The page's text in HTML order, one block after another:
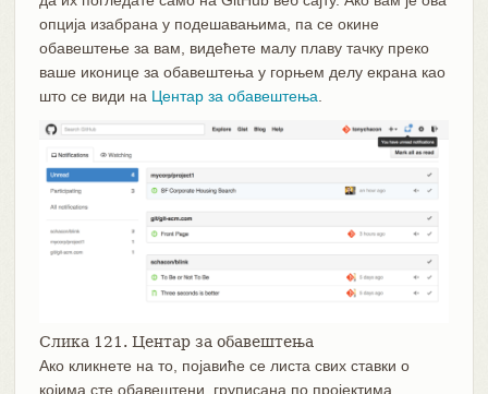
опција изабрана у подешавањима, па се окине
обавештење за вам, видећете малу плаву тачку преко
ваше иконице за обавештења у горњем делу екрана као
што се види на Центар за обавештења.
Слика 121. Центар за обавештења
Ако кликнете на то, појавиће се листа свих ставки о
којима сте обавештени, груписана по пројектима.